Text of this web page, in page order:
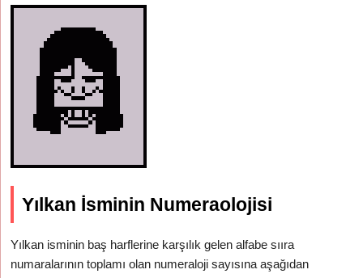
Yılkan İsminin Numeraolojisi
Yılkan isminin baş harflerine karşılık gelen alfabe sııra
numaralarının toplamı olan numeraloji sayısına aşağıdan